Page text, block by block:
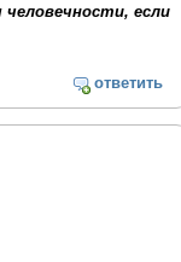
если
ответить